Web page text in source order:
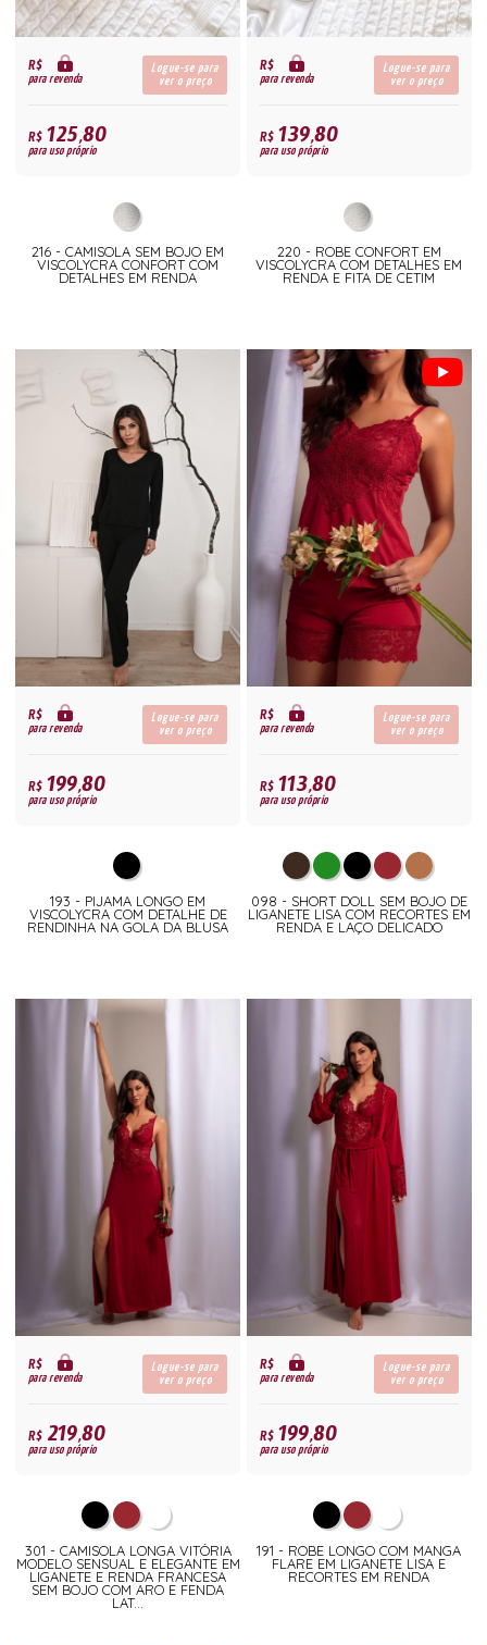
R$
para revenda
Logue-se para
ver o preço
R$125,80
para uso próprio
216 - CAMISOLA SEM BOJO EM
VISCOLYCRA CONFORT COM
DETALHES EM RENDA
R$
para revenda
Logue-se para
ver o preço
R$139,80
para uso próprio
220 - ROBE CONFORT EM
VISCOLYCRA COM DETALHES EM
RENDA E FITA DE CETIM
R$
para revenda
Logue-se para
ver o preço
R$199,80
para uso próprio
193 - PIJAMA LONGO EM
VISCOLYCRA COM DETALHE DE
RENDINHA NA GOLA DA BLUSA
R$
para revenda
Logue-se para
ver o preço
R$113,80
para uso próprio
098 - SHORT DOLL SEM BOJO DE
LIGANETE LISA COM RECORTES EM
RENDA E LAÇO DELICADO
R$
para revenda
Logue-se para
ver o preço
R$219,80
para uso próprio
301 - CAMISOLA LONGA VITÓRIA
MODELO SENSUAL E ELEGANTE EM
LIGANETE E RENDA FRANCESA
SEM BOJO COM ARO E FENDA
LAT...
R$
para revenda
Logue-se para
ver o preço
R$199,80
para uso próprio
191 - ROBE LONGO COM MANGA
FLARE EM LIGANETE LISA E
RECORTES EM RENDA